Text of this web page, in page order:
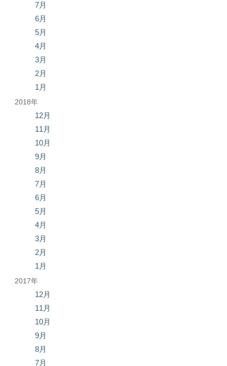
7月
6月
5月
4月
3月
2月
1月
2018年
12月
11月
10月
9月
8月
7月
6月
5月
4月
3月
2月
1月
2017年
12月
11月
10月
9月
8月
7月